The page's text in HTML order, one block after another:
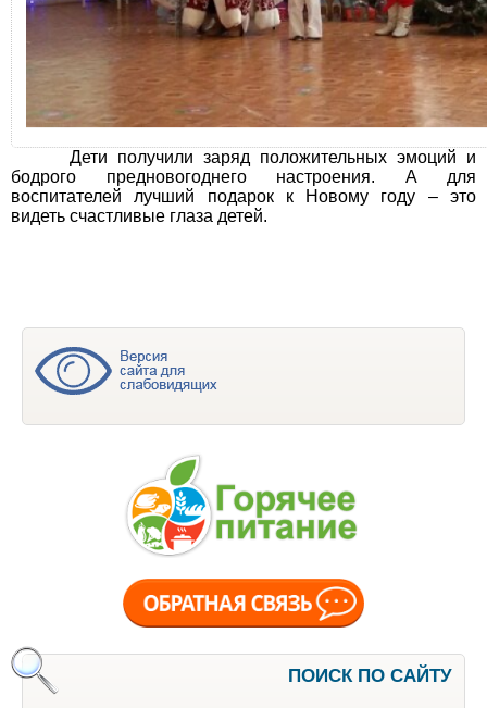
Дети получили заряд положительных эмоций и
бодрого предновогоднего настроения. А для
воспитателей лучший подарок к Новому году – это
видеть счастливые глаза детей.
ПОИСК ПО САЙТУ